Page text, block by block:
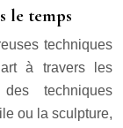
le temps
techniques
à travers les
techniques
ou la sculpture,